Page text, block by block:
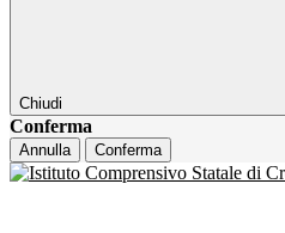
Chiudi
Conferma
Annulla Conferma